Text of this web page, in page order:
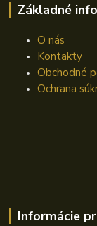
Základné
O nás
Kontakty
Obchodné
Ochrana
Informácie